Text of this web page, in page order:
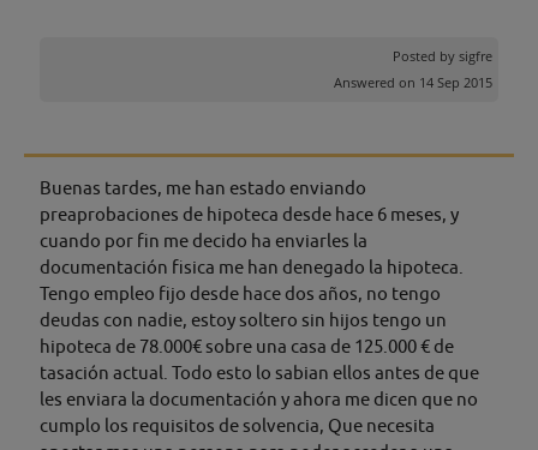
Posted by sigfre
Answered on 14 Sep 2015
Buenas tardes, me han estado enviando
preaprobaciones de hipoteca desde hace 6 meses, y
cuando por fin me decido ha enviarles la
documentación fisica me han denegado la hipoteca.
Tengo empleo fijo desde hace dos años, no tengo
deudas con nadie, estoy soltero sin hijos tengo un
hipoteca de 78.000€ sobre una casa de 125.000 € de
tasación actual. Todo esto lo sabian ellos antes de que
les enviara la documentación y ahora me dicen que no
cumplo los requisitos de solvencia, Que necesita